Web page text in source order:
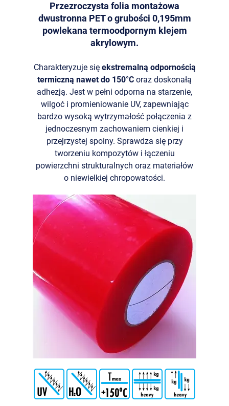
Przezroczysta folia montażowa
dwustronna PET o grubości 0,195mm
powlekana termoodpornym klejem
akrylowym.
Charakteryzuje się ekstremalną odpornością
termiczną nawet do 150°C oraz doskonałą
adhezją. Jest w pełni odporna na starzenie,
wilgoć i promieniowanie UV, zapewniając
bardzo wysoką wytrzymałość połączenia z
jednoczesnym zachowaniem cienkiej i
przejrzystej spoiny. Sprawdza się przy
tworzeniu kompozytów i łączeniu
powierzchni strukturalnych oraz materiałów
o niewielkiej chropowatości.
serwisu, personalizacji treści, oraz analizy ruchu na
stronie.
Dostosuj